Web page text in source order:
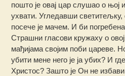
пошто је овај цар слушао о њој
ухвати. Угледавши светитељку,
посече је мачем. И би
Страшни гласови кружаху о
мађијама својим поби цареве.
убити мене него је ја убих? И
Христос? Зашто је Он не избави